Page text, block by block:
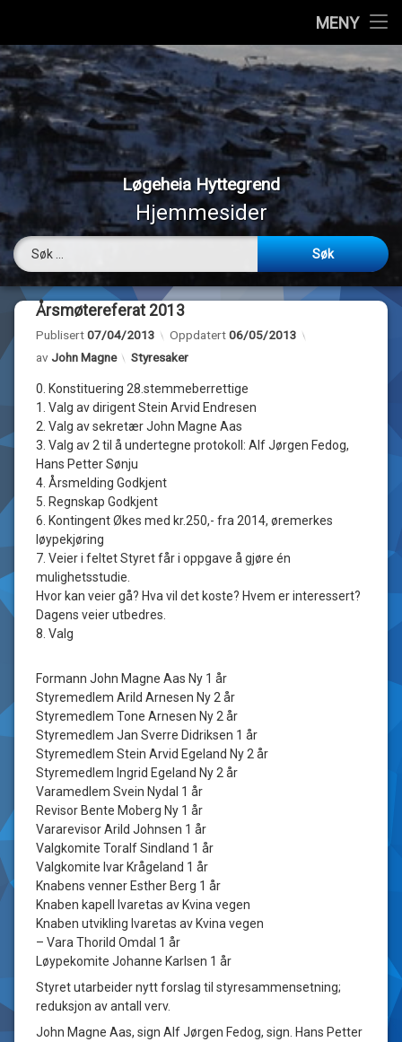
MENY
Vedtekter
Styremedlemmer
Medlemmer
Værmeldinger
Panoramabilder
Bilder
Webkamera
Om…
Hopp
til
innhold
Løgeheia Hyttegrend
Hjemmesider
Årsmøtereferat 2013
Publisert07/04/2013 Oppdatert06/05/2013
avJohn Magne Kategorier:
Styresaker
0. Konstituering 28.stemmeberrettige
1. Valg av dirigent Stein Arvid Endresen
2. Valg av sekretær John Magne Aas
3. Valg av 2 til å undertegne protokoll: Alf Jørgen Fedog,
Hans Petter Sønju
4. Årsmelding Godkjent
5. Regnskap Godkjent
6. Kontingent Økes med kr.250,- fra 2014, øremerkes
løypekjøring
7. Veier i feltet Styret får i oppgave å gjøre én
mulighetsstudie.
Hvor kan veier gå? Hva vil det koste? Hvem er interessert?
Dagens veier utbedres.
8. Valg
Formann John Magne Aas Ny 1 år
Styremedlem Arild Arnesen Ny 2 år
Styremedlem Tone Arnesen Ny 2 år
Styremedlem Jan Sverre Didriksen 1 år
Styremedlem Stein Arvid Egeland Ny 2 år
Styremedlem Ingrid Egeland Ny 2 år
Varamedlem Svein Nydal 1 år
Revisor Bente Moberg Ny 1 år
Vararevisor Arild Johnsen 1 år
Valgkomite Toralf Sindland 1 år
Valgkomite Ivar Krågeland 1 år
Knabens venner Esther Berg 1 år
Knaben kapell Ivaretas av Kvina vegen
Knaben utvikling Ivaretas av Kvina vegen
– Vara Thorild Omdal 1 år
Løypekomite Johanne Karlsen 1 år
Styret utarbeider nytt forslag til styresammensetning;
reduksjon av antall verv.
John Magne Aas, sign Alf Jørgen Fedog, sign. Hans Petter